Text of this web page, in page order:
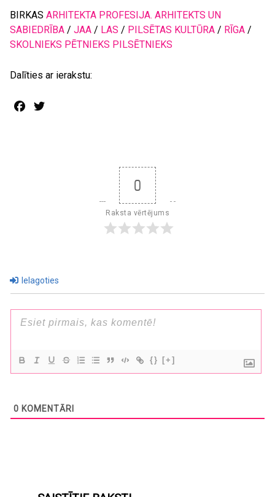
BIRKAS ARHITEKTA PROFESIJA. ARHITEKTS UN
SABIEDRĪBA / JAA / LAS / PILSĒTAS KULTŪRA / RĪGA /
SKOLNIEKS PĒTNIEKS PILSĒTNIEKS
Dalīties ar ierakstu:
Facebook
0
Raksta vērtējums
Ielagoties
{} [+]
0 KOMENTĀRI